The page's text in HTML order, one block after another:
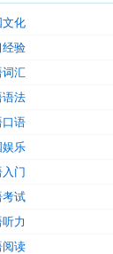
文化
经验
汇
语法
口语
娱乐
门
考试
力
阅读